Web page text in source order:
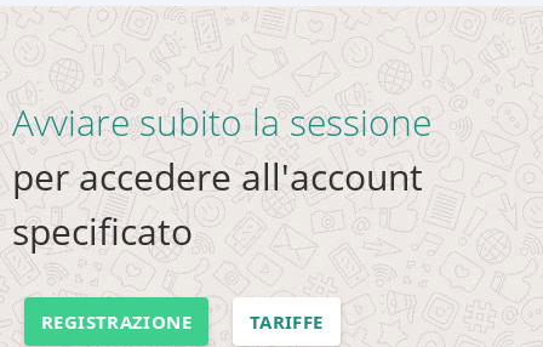
Avviare subito la sessione
per accedere all'account
specificato
REGISTRAZIONE TARIFFE